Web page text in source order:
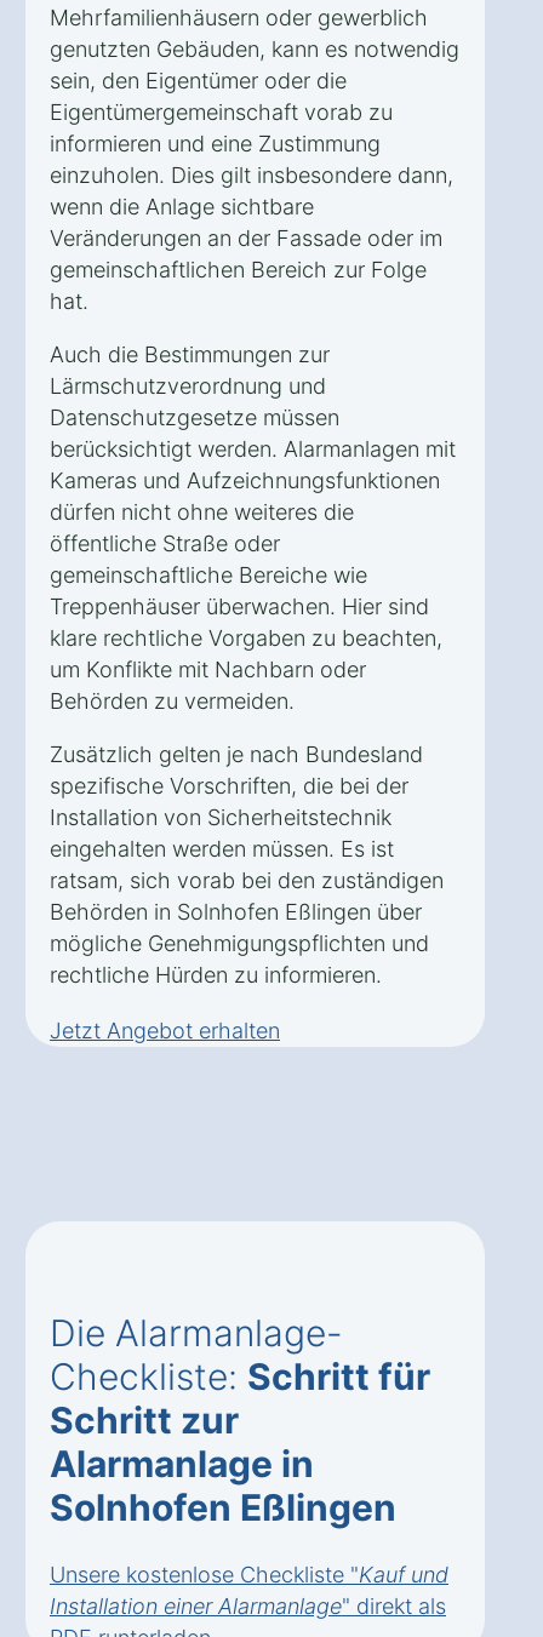
Mehrfamilienhäusern oder gewerblich
genutzten Gebäuden, kann es notwendig
sein, den Eigentümer oder die
Eigentümergemeinschaft vorab zu
informieren und eine Zustimmung
einzuholen. Dies gilt insbesondere dann,
wenn die Anlage sichtbare
Veränderungen an der Fassade oder im
gemeinschaftlichen Bereich zur Folge
hat.
Auch die Bestimmungen zur
Lärmschutzverordnung und
Datenschutzgesetze müssen
berücksichtigt werden. Alarmanlagen mit
Kameras und Aufzeichnungsfunktionen
dürfen nicht ohne weiteres die
öffentliche Straße oder
gemeinschaftliche Bereiche wie
Treppenhäuser überwachen. Hier sind
klare rechtliche Vorgaben zu beachten,
um Konflikte mit Nachbarn oder
Behörden zu vermeiden.
Zusätzlich gelten je nach Bundesland
spezifische Vorschriften, die bei der
Installation von Sicherheitstechnik
eingehalten werden müssen. Es ist
ratsam, sich vorab bei den zuständigen
Behörden in Solnhofen Eßlingen über
mögliche Genehmigungspflichten und
rechtliche Hürden zu informieren.
Jetzt Angebot erhalten
Die Alarmanlage-
Checkliste: Schritt für
Schritt zur
Alarmanlage in
Solnhofen Eßlingen
Unsere kostenlose Checkliste "Kauf und
Installation einer Alarmanlage" direkt als